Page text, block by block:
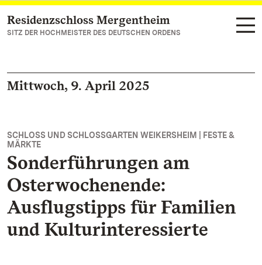
Zum Hauptinhalt springen
Residenzschloss Mergentheim
SITZ DER HOCHMEISTER DES DEUTSCHEN ORDENS
Mittwoch, 9. April 2025
SCHLOSS UND SCHLOSSGARTEN WEIKERSHEIM | FESTE &
MÄRKTE
Sonderführungen am
Osterwochenende:
Ausflugstipps für Familien
und Kulturinteressierte